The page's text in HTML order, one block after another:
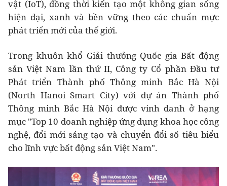
vật (IoT), đồng thời kiến tạo một không gian sống
hiện đại, xanh và bền vững theo các chuẩn mực
phát triển mới của thế giới.
Trong khuôn khổ Giải thưởng Quốc gia Bất động
sản Việt Nam lần thứ II, Công ty Cổ phần Đầu tư
Phát triển Thành phố Thông minh Bắc Hà Nội
(North Hanoi Smart City) với dự án Thành phố
Thông minh Bắc Hà Nội được vinh danh ở hạng
mục "Top 10 doanh nghiệp ứng dụng khoa học công
nghệ, đổi mới sáng tạo và chuyển đổi số tiêu biểu
cho lĩnh vực bất động sản Việt Nam".